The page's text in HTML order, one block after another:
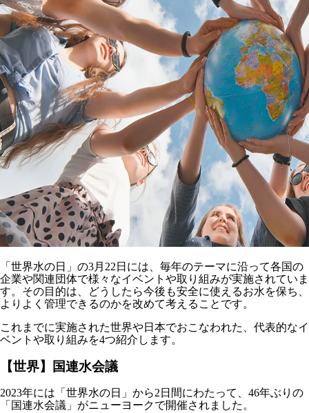
「世界水の日」の3月22日には、毎年のテーマに沿って各国の
企業や関連団体で様々なイベントや取り組みが実施されていま
す。その目的は、どうしたら今後も安全に使えるお水を保ち、
よりよく管理できるのかを改めて考えることです。
これまでに実施された世界や日本でおこなわれた、代表的なイ
ベントや取り組みを4つ紹介します。
【世界】国連水会議
2023年には「世界水の日」から2日間にわたって、46年ぶりの
「国連水会議」がニューヨークで開催されました。